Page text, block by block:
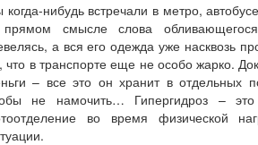
когда-нибудь встречали в метро,
смысле слова
а вся его одежда уже насквозь
что в транспорте еще не особо жарко.
– все это он хранит в отдельных
не намочить… Гипергидроз –
во время физической